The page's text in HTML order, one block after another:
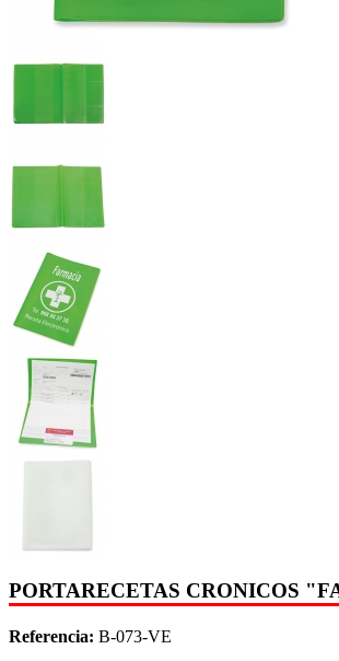
PORTARECETAS CRONICOS
Referencia: B-073-VE